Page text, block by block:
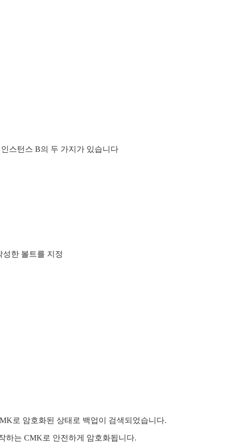
스턴스 B의 두 가지가 있습니다
한 볼트를 지정
로 암호화된 상태로 백업이 검색되었습니다.
하는 CMK로 안전하게 암호화됩니다.